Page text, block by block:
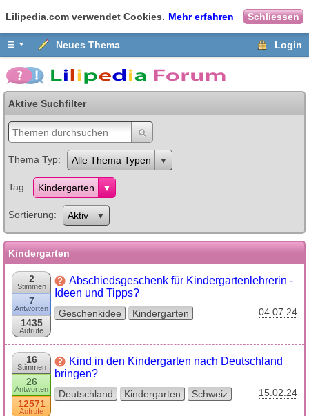
Lilipedia.com verwendet Cookies. Mehr erfahren Schliessen
≡ Neues Thema Login
Aktive Suchfilter
Thema Typ Alle Thema Typen
Tag Kindergarten
Sortierung Aktiv
Kindergarten
2
Stimmen
7
Antworten
1435
Aufrufe
Abschiedsgeschenk für Kindergartenlehrerin -
Ideen und Tipps?
Geschenkidee Kindergarten 04.07.24
16
Stimmen
26
Antworten
12571
Aufrufe
Kind in den Kindergarten nach Deutschland
bringen?
Deutschland Kindergarten Schweiz 15.02.24